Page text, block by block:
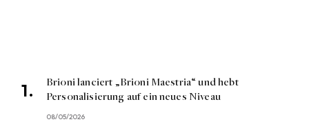
Brioni lanciert „Brioni Maestria“ und hebt
Personalisierung auf ein neues Niveau
08/05/2026